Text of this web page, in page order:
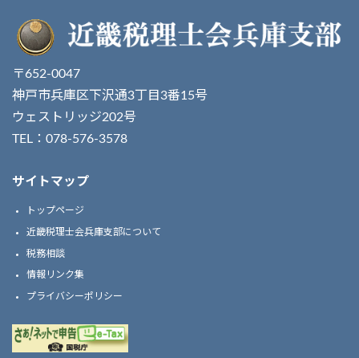
〒652-0047
神戸市兵庫区下沢通3丁目3番15号
ウェストリッジ202号
TEL：078-576-3578
サイトマップ
トップページ
近畿税理士会兵庫支部について
税務相談
情報リンク集
プライバシーポリシー